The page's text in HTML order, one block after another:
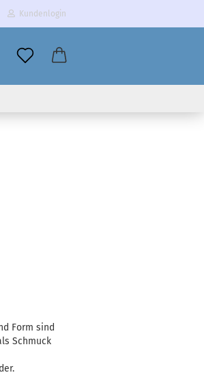
Kundenlogin
Form sind
Schmuck